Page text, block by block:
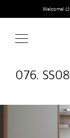
content
취향대로
076.